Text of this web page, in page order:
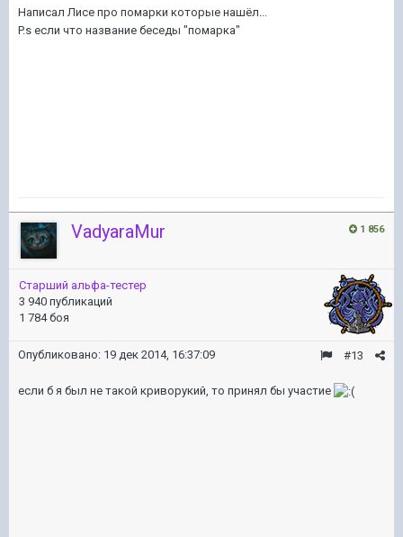
Написал Лисе про помарки которые нашёл...
P.s если что название беседы "помарка"
1 856
VadyaraMur
Старший альфа-тестер
3 940 публикаций
1 784 боя
#13
Опубликовано: 19 дек 2014, 16:37:09
если б я был не такой криворукий, то принял бы участие